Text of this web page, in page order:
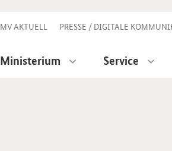
AKTUELL PRESSE / DIGITALE
Ministerium Service